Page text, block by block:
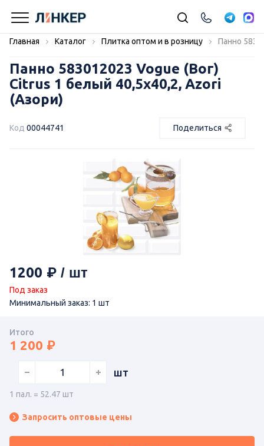
Главная Каталог Плитка оптом и в розницу Панно
Панно 583012023 Vogue (Вог)
Citrus 1 белый 40,5х40,2, Azori
(Азори)
Код 00044741 Поделиться
1200
Под заказ
Минимальный заказ: 1 шт
Итого
1 200
шт
1 пал. = 52.47 шт
Запросить оптовые цены